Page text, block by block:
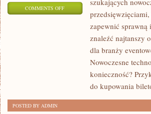
COMMENTS OFFON
NAJTAŃSZY
szukających
zapewnić sprawną
znaleźć najtanszy
dla branży
Nowoczesne
konieczność?
do kupowania
POSTED BY ADMIN